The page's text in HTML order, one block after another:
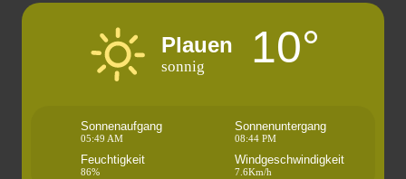
Plauen
sonnig 10°
Sonnenaufgang
05:49 AM
Sonnenuntergang
08:44 PM
Feuchtigkeit
86%
Windgeschwindigkeit
7.6Km/h